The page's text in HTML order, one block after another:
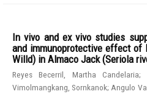
In vivo and ex vivo studies
and immunoprotective effect of
Willd) in Almaco Jack (Seriola
Reyes Becerril, Martha Candelaria;
Vimolmangkang, Sornkanok; Angulo